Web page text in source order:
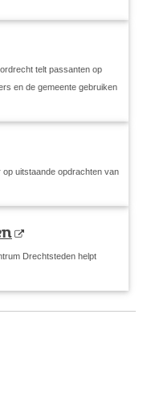
telt passanten op
en de gemeente gebruiken
uitstaande opdrachten van
Drechtsteden helpt